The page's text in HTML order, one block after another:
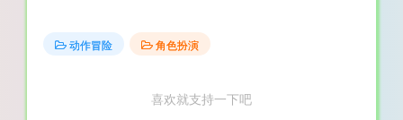
动作冒险 角色扮演
喜欢就支持一下吧